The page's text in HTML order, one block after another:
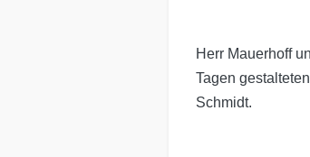
Herr Mauerhoff
Tagen
Schmidt.